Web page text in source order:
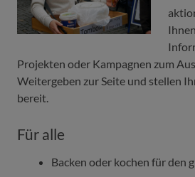
Projekten oder Kampagnen zum
Weitergeben zur Seite und stellen
bereit.
Für alle
Backen oder kochen für den